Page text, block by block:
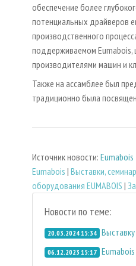
обеспечение более
потенциальных драйверов
производственного
поддерживаемом Eumabois,
производителями машин и
Также на ассамблее был
традиционно была
Источник новости: Eumabois
Eumabois | Выставки,
оборудования EUMABOIS |
Новости по теме:
20.03.2024 15:34
06.12.2023 15:17